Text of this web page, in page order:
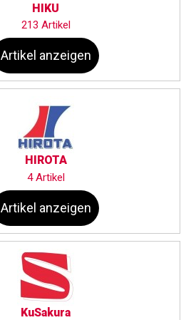
HIKU
213 Artikel
Artikel anzeigen
HIROTA
4 Artikel
Artikel anzeigen
KuSakura